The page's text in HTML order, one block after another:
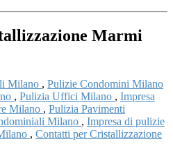
Marmi
Milano , Pulizie Condomini Milano
, Pulizia Uffici Milano , Impresa
Milano , Pulizia Pavimenti
Milano , Impresa di pulizie
, Contatti per Cristallizzazione